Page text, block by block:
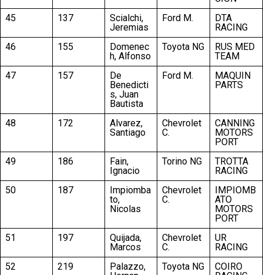
45
137
Scialchi,
Jeremias
Ford M.
DTA
RACING
46
155
Domenec
h, Alfonso
Toyota NG
RUS MED
TEAM
47
157
De
Benedicti
s, Juan
Bautista
Ford M.
MAQUIN
PARTS
48 172
Alvarez,
Santiago
Chevrolet
C.
CANNING
MOTORS
PORT
49
186
Fain,
Ignacio
Torino NG
TROTTA
RACING
50
187
Impiomba
to,
Nicolas
Chevrolet
C.
IMPIOMB
ATO
MOTORS
PORT
51
197
Quijada,
Marcos
Chevrolet
C.
UR
RACING
52
219
Palazzo,
Toyota NG
COIRO